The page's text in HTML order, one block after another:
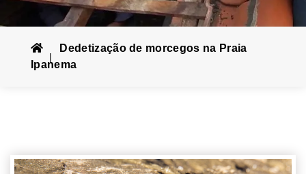
Dedetização de morcegos na Praia
Ipanema